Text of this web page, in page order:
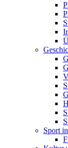
Sport